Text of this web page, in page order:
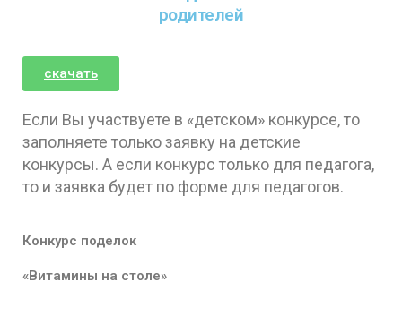
родителей
скачать
Если Вы участвуете в «детском» конкурсе, то
заполняете только заявку на детские
конкурсы. А если конкурс только для педагога,
то и заявка будет по форме для педагогов.
Конкурс поделок
«Витамины на столе»